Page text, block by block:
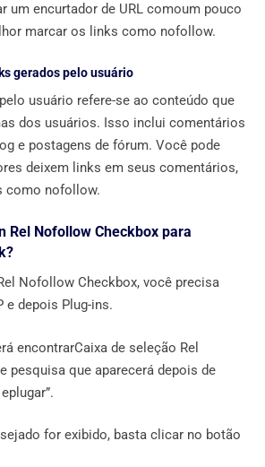
um encurtador de URL comoum pouco
marcar os links como nofollow.
gerados pelo usuário
usuário refere-se ao conteúdo que
dos usuários. Isso inclui comentários
e postagens de fórum. Você pode
deixem links em seus comentários,
como nofollow.
Rel Nofollow Checkbox para
Nofollow Checkbox, você precisa
e depois Plug-ins.
encontrarCaixa de seleção Rel
pesquisa que aparecerá depois de
for exibido, basta clicar no botão